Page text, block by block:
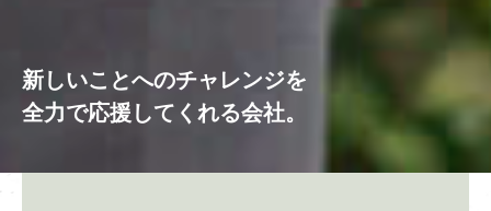
新しいことへのチャレンジを
全力で応援してくれる会社。